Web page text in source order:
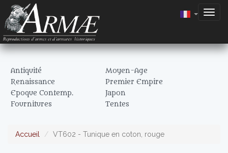
Antiquité
Moyen-Age
Renaissance
Premier Empire
Epoque Contemp.
Japon
Fournitures
Tentes
Accueil VT602 - Tunique en coton, rouge